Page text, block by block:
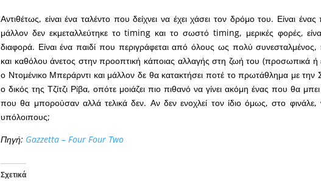
Αντιθέτως, είναι ένα ταλέντο που δείχνει να έχει χάσει τον δρόμο του. Είναι
μάλλον δεν εκμεταλλεύτηκε το timing και το σωστό timing, μερικές φορές,
διαφορά. Είναι ένα παιδί που περιγράφεται από όλους ως πολύ συνεσταλμένος,
και καθόλου άνετος στην προοπτική κάποιας αλλαγής στη ζωή του (προσωπικά ή
ο Ντομένικο Μπεράρντι και μάλλον δε θα κατακτήσει ποτέ το πρωτάθλημα με την
ο δικός της Τζίτζι Ρίβα, οπότε μοιάζει πιο πιθανό να γίνει ακόμη ένας που θα
που θα μπορούσαν αλλά τελικά δεν. Αν δεν ενοχλεί τον ίδιο όμως, στο φινάλε,
υπόλοιπους;
Πηγή: Gazzetta – Four Four Two
Σχετικά